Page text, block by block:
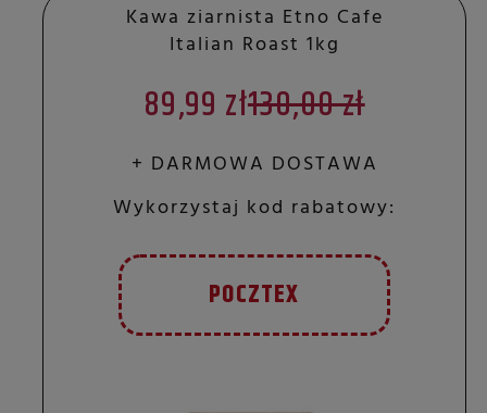
Kawa ziarnista Etno Cafe
Italian Roast 1kg
89,99 zł130,00 zł
+ DARMOWA DOSTAWA
Wykorzystaj kod rabatowy:
POCZTEX